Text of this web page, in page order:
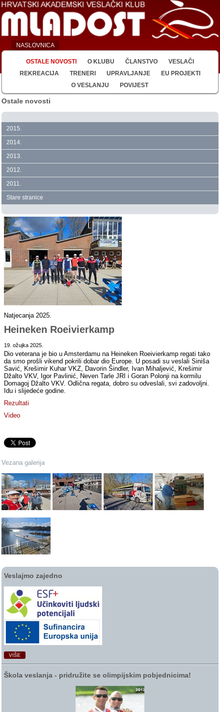
NASLOVNICA
OSTALE NOVOSTI O KLUBU ČLANSTVO
VESLAČI
REKREACIJA
TRENERI UPRAVLJANJE
EU PROJEKTI
O VESLANJU
POVIJEST
Ostale novosti
2015.
2014.
2013.
2012.
2011.
Stare stranice
Natjecanja 2025.
Heineken Roeivierkamp
19. ožujka 2025.
Dio veterana je bio u Amsterdamu na Heineken Roeivierkamp regati tako
da smo prošli vikend pokrili dobar dio Europe. U posadi su veslali Siniša
Savić, Krešimir Kuhar VKZ, Davorin Šindler, Ivan Mihaljević, Krešimir
Džalto VKV, Igor Pavlinić, Neven Tarle JRI i Goran Polonji na kormilu
Domagoj Džalto VKV. Odlična regata, dobro su odveslali, svi zadovoljni.
Idu i slijedeće godine.
Rezultati
Video
Vezana galerija
Veslajmo zajedno
VIŠE
Škola veslanja ‑ pridružite se olimpijskim pobjednicima!